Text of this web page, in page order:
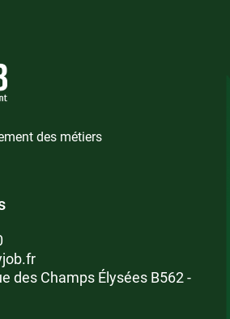
des métiers
des Champs Élysées B562 -